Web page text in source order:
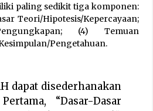
paling sedikit tiga komponen:
Teori/Hipotesis/Kepercayaan;
(4) Temuan
Pengetahuan.
dapat disederhanakan
“Dasar-Dasar